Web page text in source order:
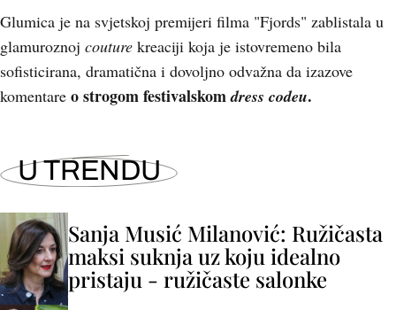
Glumica je na svjetskoj premijeri filma "Fjords" zablistala u
glamuroznoj couture kreaciji koja je istovremeno bila
sofisticirana, dramatična i dovoljno odvažna da izazove
komentare o strogom festivalskomdress codeu.
U TRENDU
Sanja Musić Milanović: Ružičasta
maksi suknja uz koju idealno
pristaju - ružičaste salonke